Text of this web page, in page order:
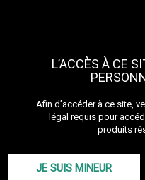
L’ACCÈS À CE
Afin d’accéder à ce site,
légal requis pour
produits
JE SUIS MINEUR
Référence : H8